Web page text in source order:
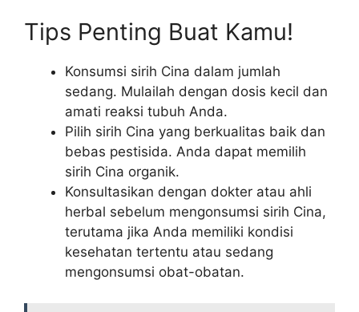
Tips Penting Buat Kamu!
Konsumsi sirih Cina dalam jumlah
sedang. Mulailah dengan dosis kecil dan
amati reaksi tubuh Anda.
Pilih sirih Cina yang berkualitas baik dan
bebas pestisida. Anda dapat memilih
sirih Cina organik.
Konsultasikan dengan dokter atau ahli
herbal sebelum mengonsumsi sirih Cina,
terutama jika Anda memiliki kondisi
kesehatan tertentu atau sedang
mengonsumsi obat-obatan.